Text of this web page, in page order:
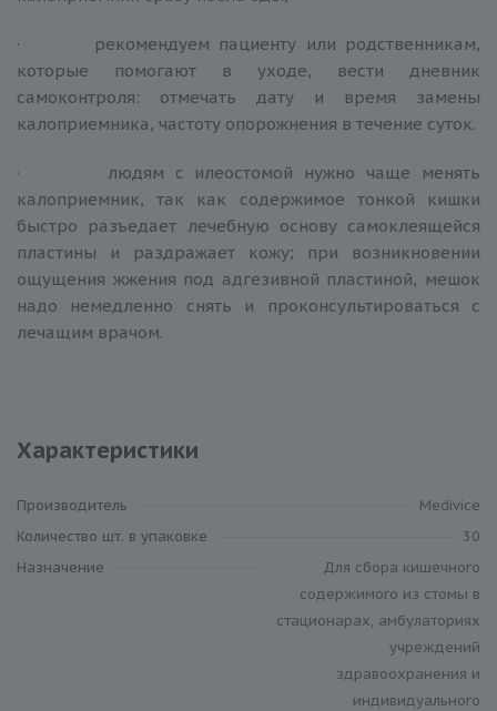
· рекомендуем пациенту или родственникам,
которые помогают в уходе, вести дневник
самоконтроля: отмечать дату и время замены
калоприемника, частоту опорожнения в течение суток.
· людям с илеостомой нужно чаще менять
калоприемник, так как содержимое тонкой кишки
быстро разъедает лечебную основу самоклеящейся
пластины и раздражает кожу; при возникновении
ощущения жжения под адгезивной пластиной, мешок
надо немедленно снять и проконсультироваться с
лечащим врачом.
Характеристики
Производитель
Medivice
Количество шт. в упаковке
30
Назначение
Для сбора кишечного
содержимого из стомы в
стационарах, амбулаториях
учреждений
здравоохранения и
индивидуального